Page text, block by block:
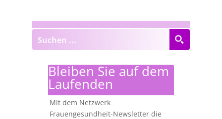
Bleiben Sie auf dem
Laufenden
Mit dem Netzwerk
Frauengesundheit-Newsletter die